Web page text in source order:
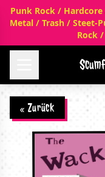
Punk Rock /
Metal / Trash / Steet-
Rock
« Zurück